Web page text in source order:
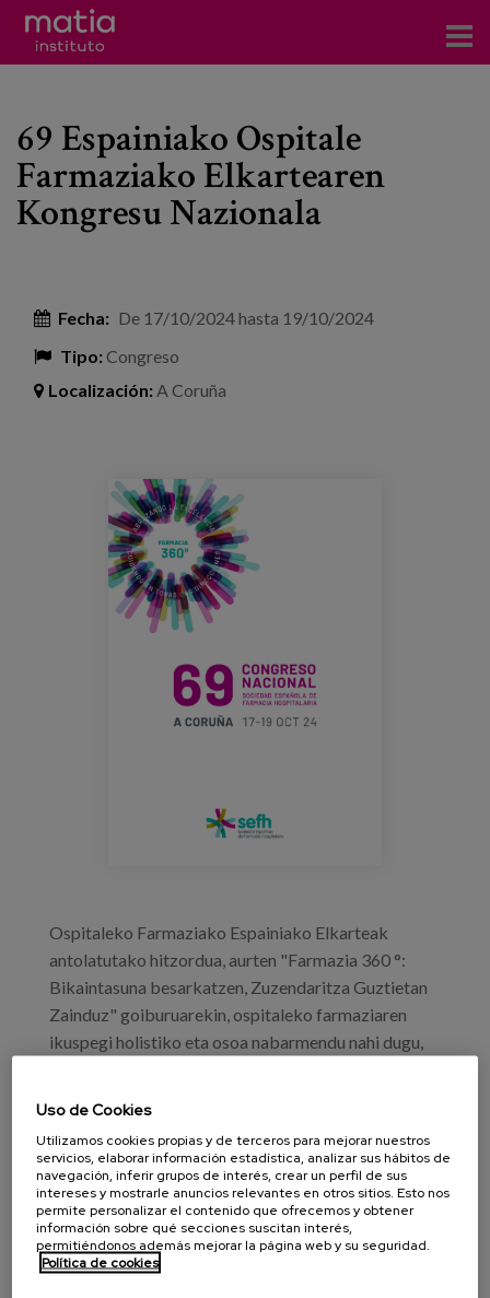
Investigación
Publicaciones
Participación en foros
Formación
Trabaja con nosotros
69 Espainiako Ospitale
Farmaziako Elkartearen
Kongresu Nazionala
Fecha: De 17/10/2024hasta 19/10/2024
Tipo:Congreso
Localización: A Coruña
Ospitaleko Farmaziako Espainiako Elkarteak
antolatutako hitzordua, aurten "Farmazia 360 °:
Bikaintasuna besarkatzen, Zuzendaritza Guztietan
Zainduz" goiburuarekin, ospitaleko farmaziaren
ikuspegi holistiko eta osoa nabarmendu nahi dugu,
Parte hartu duten adituen artean, gure lankide Alex
Ferro Uriguenek, Matiako Bermigham Ospitaleko
farmazialari espezialistak, "Arreta farmazeutikoa
paziente aringarrian eta bizitzaren amaieran: sarrera
Uso de Cookies
Utilizamos cookies propias y de terceros para mejorar nuestros
servicios, elaborar información estadística, analizar sus hábitos de
navegación, inferir grupos de interés, crear un perfil de sus
intereses y mostrarle anuncios relevantes en otros sitios. Esto nos
permite personalizar el contenido que ofrecemos y obtener
información sobre qué secciones suscitan interés,
permitiéndonos además mejorar la página web y su seguridad.
Política de cookies